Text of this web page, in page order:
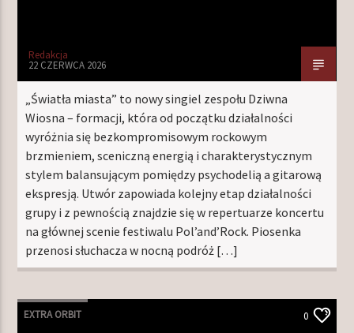
EXTRA ORBIT
16:00 18:00
Radio Orbit
Redakcja
22 CZERWCA 2026
„Światła miasta” to nowy singiel zespołu Dziwna
Wiosna – formacji, która od początku działalności
wyróżnia się bezkompromisowym rockowym
brzmieniem, sceniczną energią i charakterystycznym
stylem balansującym pomiędzy psychodelią a gitarową
ekspresją. Utwór zapowiada kolejny etap działalności
grupy i z pewnością znajdzie się w repertuarze koncertu
na głównej scenie festiwalu Pol’and’Rock. Piosenka
przenosi słuchacza w nocną podróż […]
EXTRA ORBIT 0